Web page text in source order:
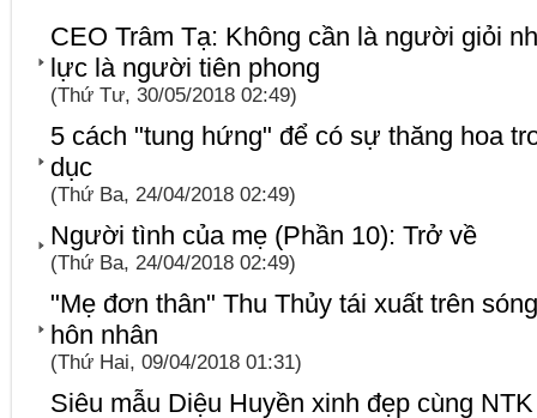
CEO Trâm Tạ: Không cần là người giỏi
lực là người tiên phong
(Thứ Tư, 30/05/2018 02:49)
5 cách "tung hứng" để có sự thăng hoa
dục
(Thứ Ba, 24/04/2018 02:49)
Người tình của mẹ (Phần 10): Trở về
(Thứ Ba, 24/04/2018 02:49)
"Mẹ đơn thân" Thu Thủy tái xuất trên
hôn nhân
(Thứ Hai, 09/04/2018 01:31)
Siêu mẫu Diệu Huyền xinh đẹp cùng